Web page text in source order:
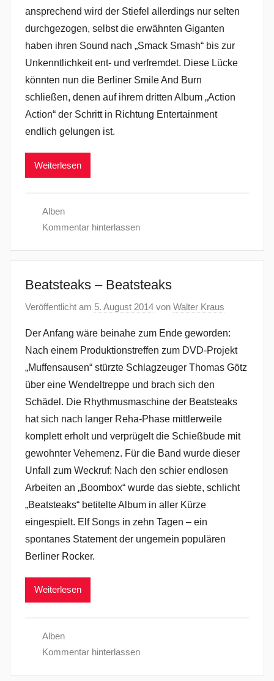
ansprechend wird der Stiefel allerdings nur selten
durchgezogen, selbst die erwähnten Giganten
haben ihren Sound nach „Smack Smash“ bis zur
Unkenntlichkeit ent- und verfremdet. Diese Lücke
könnten nun die Berliner Smile And Burn
schließen, denen auf ihrem dritten Album „Action
Action“ der Schritt in Richtung Entertainment
endlich gelungen ist.
Weiterlesen
Alben
Kommentar hinterlassen
Beatsteaks – Beatsteaks
Veröffentlicht am 5. August 2014 von Walter Kraus
Der Anfang wäre beinahe zum Ende geworden:
Nach einem Produktionstreffen zum DVD-Projekt
„Muffensausen“ stürzte Schlagzeuger Thomas Götz
über eine Wendeltreppe und brach sich den
Schädel. Die Rhythmusmaschine der Beatsteaks
hat sich nach langer Reha-Phase mittlerweile
komplett erholt und verprügelt die Schießbude mit
gewohnter Vehemenz. Für die Band wurde dieser
Unfall zum Weckruf: Nach den schier endlosen
Arbeiten an „Boombox“ wurde das siebte, schlicht
„Beatsteaks“ betitelte Album in aller Kürze
eingespielt. Elf Songs in zehn Tagen – ein
spontanes Statement der ungemein populären
Berliner Rocker.
Weiterlesen
Alben
Kommentar hinterlassen